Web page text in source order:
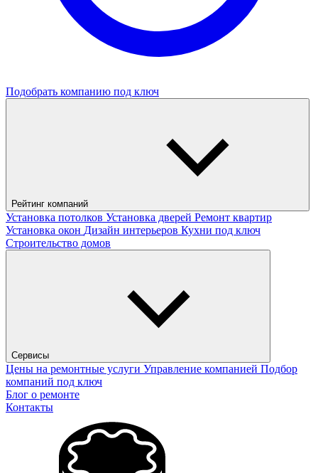
Подобрать компанию под ключ
Рейтинг компаний
Установка потолков Установка дверей Ремонт квартир
Установка окон Дизайн интерьеров Кухни под ключ
Строительство домов
Сервисы
Цены на ремонтные услуги Управление компанией Подбор
компаний под ключ
Блог о ремонте
Контакты